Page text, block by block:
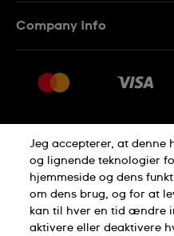
Returneringer
Salgsbetingelser
Withdraw from
Company Info
Jobs
Privacy Policy
Jeg accepterer, at denne
og lignende teknologier
hjemmeside og dens
om dens brug, og for at
kan til hver en tid ændre
aktivere eller deaktivere